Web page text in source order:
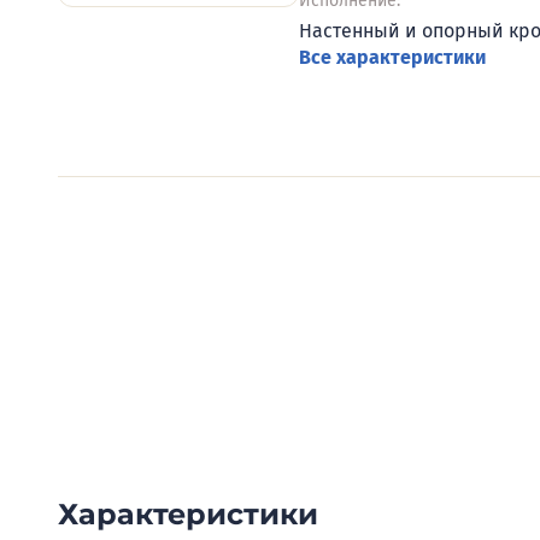
Настенный и опорный
Все характеристики
Характеристики